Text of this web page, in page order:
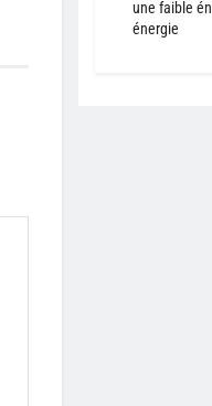
une faible
énergie